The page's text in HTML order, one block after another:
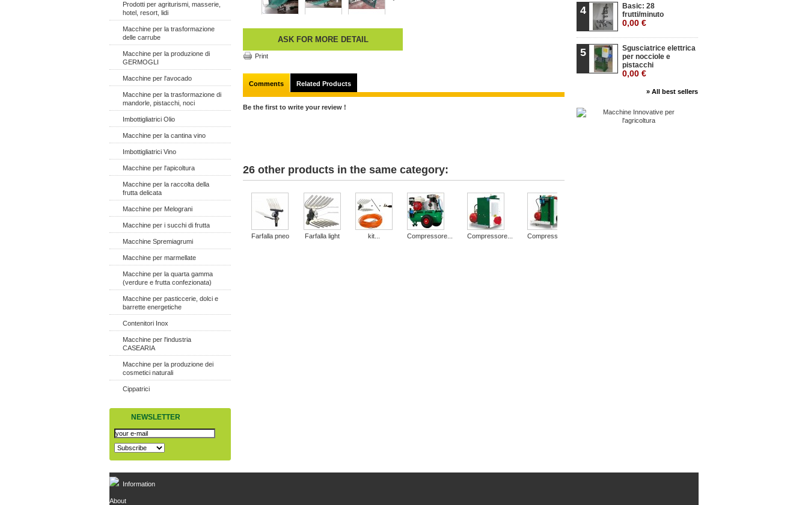
Prodotti per agriturismi, masserie,
hotel, resort, lidi
Macchine per la trasformazione
delle carrube
Macchine per la produzione di
GERMOGLI
Macchine per l'avocado
Macchine per la trasformazione di
mandorle, pistacchi, noci
Imbottigliatrici Olio
Macchine per la cantina vino
Imbottigliatrici Vino
Macchine per l'apicoltura
Macchine per la raccolta della
frutta delicata
Macchine per Melograni
Macchine per i succhi di frutta
Macchine Spremiagrumi
Macchine per marmellate
Macchine per la quarta gamma
(verdure e frutta confezionata)
Macchine per pasticcerie, dolci e
barrette energetiche
Contenitori Inox
Macchine per l'industria
CASEARIA
Macchine per la produzione dei
cosmetici naturali
Cippatrici
NEWSLETTER
ASK FOR MORE DETAIL
Print
Comments Related Products
Be the first to write your review !
26 other products in the same category:
Farfalla pneo Farfalla light kit... Compressore... Compressore... Compressore...
4
Basic: 28
frutti/minuto
0,00 €
5
Sgusciatrice elettrica
per nocciole e
pistacchi
0,00 €
» All best sellers
Information
About